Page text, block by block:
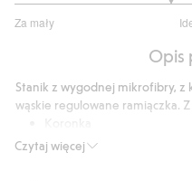
Za mały
na
26
głosów
Opis
Czytaj więcej
Stanik z wygodnej mikrofibry, z
wąskie regulowane ramiączka.
Bez wyściółki